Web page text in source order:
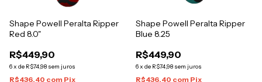
Shape Powell Peralta Ripper
Red 8.0"
R$449,90
6x de R$74,98 sem juros
R$436,40 com Pix
Shape Powell Peralta Ripper
Blue 8.25
R$449,90
6x de R$74,98 sem juros
R$436,40 com Pix